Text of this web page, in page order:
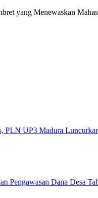
yang Menewaskan
PLN UP3 Madura
Pengawasan Dana Desa